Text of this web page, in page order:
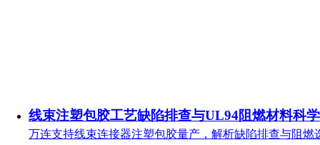
线束注塑包胶工艺缺陷排查与UL94阻燃材料科
万连支持线束连接器注塑包胶量产，解析缺陷排查与阻燃